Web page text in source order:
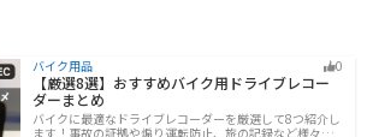
バイク用品 0
【厳選8選】おすすめバイク用ドライブレコー
ダーまとめ
バイクに最適なドライブレコーダーを厳選して8つ紹介し
ます！事故の証拠や煽り運転防止、旅の記録など様々な